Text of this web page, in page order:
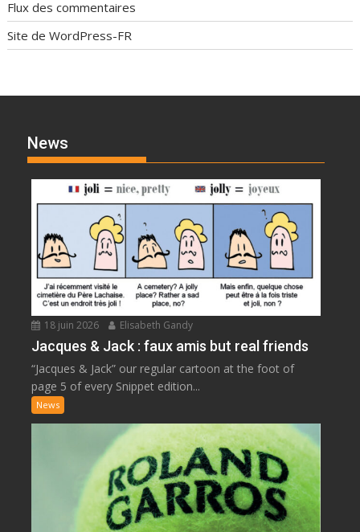
Flux des commentaires
Site de WordPress-FR
News
18 juin 2026 Elisabeth Gandy
Jacques & Jack : faux amis but real friends
“Jacques & Jack” our regular cartoon at the foot of
page 5 of every Snippet edition...
News